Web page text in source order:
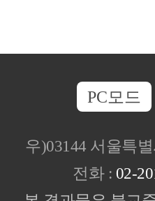
PC모드
우)03144 서울특
전화 : 02-